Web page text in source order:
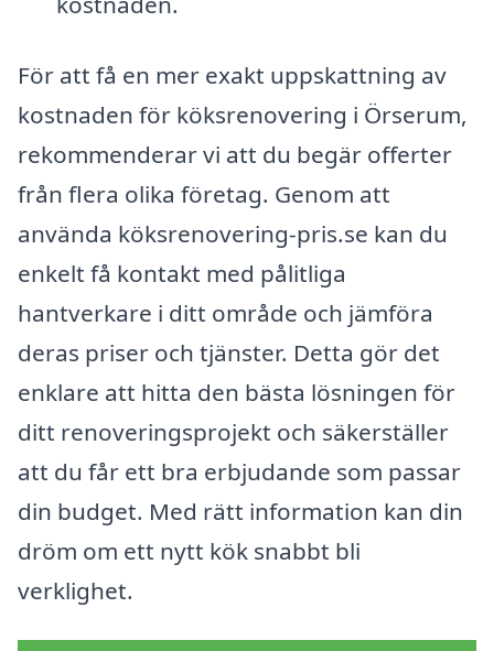
För att få en mer exakt uppskattning av
kostnaden för köksrenovering i Örserum,
rekommenderar vi att du begär offerter
från flera olika företag. Genom att
använda köksrenovering-pris.se kan du
enkelt få kontakt med pålitliga
hantverkare i ditt område och jämföra
deras priser och tjänster. Detta gör det
enklare att hitta den bästa lösningen för
ditt renoveringsprojekt och säkerställer
att du får ett bra erbjudande som passar
din budget. Med rätt information kan din
dröm om ett nytt kök snabbt bli
verklighet.